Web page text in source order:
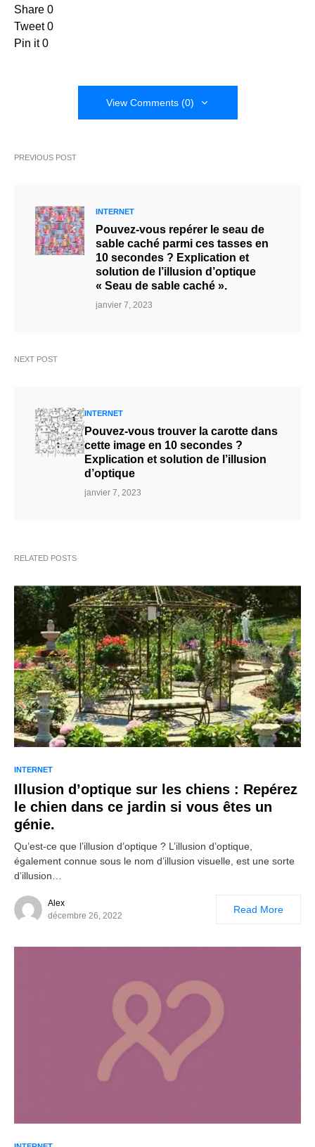
Share 0
Tweet 0
Pin it 0
View Comments (0)
PREVIOUS POST
INTERNET
Pouvez-vous repérer le seau de
sable caché parmi ces tasses en
10 secondes ? Explication et
solution de l’illusion d’optique
« Seau de sable caché ».
janvier 7, 2023
NEXT POST
INTERNET
Pouvez-vous trouver la carotte dans
cette image en 10 secondes ?
Explication et solution de l’illusion
d’optique
janvier 7, 2023
RELATED POSTS
INTERNET
Illusion d’optique sur les chiens : Repérez
le chien dans ce jardin si vous êtes un
génie.
Qu’est-ce que l’illusion d’optique ? L’illusion d’optique,
également connue sous le nom d’illusion visuelle, est une sorte
d’illusion…
Alex
décembre 26, 2022
Read More